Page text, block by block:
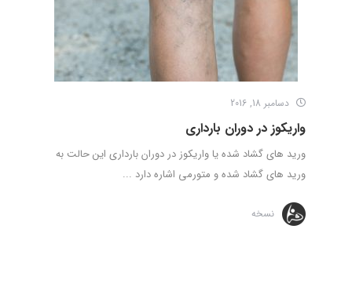
دسامبر 18, 2016
واریکوز در دوران بارداری
ورید های گشاد شده یا واریکوز در دوران بارداری این حالت به
ورید های گشاد شده و متورمی اشاره دارد ...
نسخه